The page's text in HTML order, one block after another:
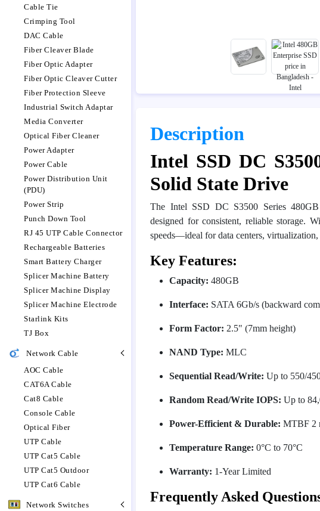
Cable Tie
Crimping Tool
DAC Cable
Fiber Cleaver Blade
Fiber Optic Adapter
Fiber Optic Cleaver Cutter
Fiber Protection Sleeve
Industrial Switch Adaptar
Media Converter
Optical Fiber Cleaner
Power Adapter
Power Cable
Power Distribution Unit
(PDU)
Power Strip
Punch Down Tool
RJ 45 UTP Cable Connector
Rechargeable Batteries
Smart Battery Charger
Splicer Machine Battery
Splicer Machine Display
Splicer Machine Electrode
Starlink Kits
TJ Box
Network Cable
AOC Cable
CAT6A Cable
Cat8 Cable
Console Cable
Optical Fiber
UTP Cable
UTP Cat5 Cable
UTP Cat5 Outdoor
UTP Cat6 Cable
Network Switches
Description
Intel SSD DC
Solid State Drive
The Intel SSD DC S3500 Series 480GB
designed for consistent, reliable storage.
speeds—ideal for data centers,
Key Features:
Capacity: 480GB
Interface: SATA 6Gb/s (backward
Form Factor: 2.5" (7mm height)
NAND Type: MLC
Sequential Read/Write: Up to 550/
Random Read/Write IOPS: Up to
Power-Efficient & Durable: MTBF 2
Temperature Range: 0°C to 70°C
Warranty: 1-Year Limited
Frequently Asked